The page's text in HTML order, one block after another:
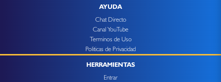
AYUDA
Chat Directo
Canal YouTube
Terminos de Uso
Politicas de Privacidad
HERRAMIENTAS
Entrar